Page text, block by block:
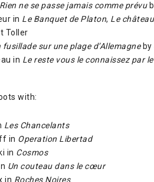
Rien ne se passe jamais comme prévu
in Le Banquet de Platon, Le
Toller
fusillade sur une plage d’Allemagneby
in Le reste vous le connaissez par
with:
Les Chancelants
in Operation Libertad
in Cosmos
Un couteau dans le cœur
in Roches Noires